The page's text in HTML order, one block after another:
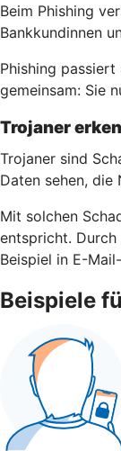
Beim Phishing
Bankkundinnen
Phishing
gemeinsam: Sie
Trojaner
Trojaner sind
Daten sehen, die
Mit solchen
entspricht. Durch
Beispiel in E-
Beispiele